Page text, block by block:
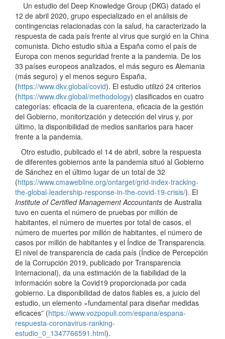
Un estudio del Deep Knowledge Group (DKG) datado el
12 de abril 2020, grupo especializado en el análisis de
contingencias relacionadas con la salud, ha caracterizado la
respuesta de cada país frente al virus que surgió en la China
comunista. Dicho estudio sitúa a España como el país de
Europa con menos seguridad frente a la pandemia. De los
33 países europeos analizados, el más seguro es Alemania
(más seguro) y el menos seguro España,
(https://www.dkv.global/covid). El estudio utilizó 24 criterios
(https://www.dkv.global/methodology) clasificados en cuatro
categorías: eficacia de la cuarentena, eficacia de la gestión
del Gobierno, monitorización y detección del virus y, por
último, la disponibilidad de medios sanitarios para hacer
frente a la pandemia.
Otro estudio, publicado el 14 de abril, sobre la respuesta
de diferentes gobiernos ante la pandemia situó al Gobierno
de Sánchez en el último lugar de un total de 32
(https://www.cmawebline.org/ontarget/grid-index-tracking-
the-global-leadership-response-in-the-covid-19-crisis/). El
Institute of Certified Management Accountants de Australia
tuvo en cuenta el número de pruebas por millón de
habitantes, el número de muertes por total de casos, el
número de muertes por millón de habitantes, el número de
casos por millón de habitantes y el Índice de Transparencia.
El nivel de transparencia de cada país (Índice de Percepción
de la Corrupción 2019, publicado por Transparencia
Internacional), da una estimación de la fiabilidad de la
información sobre la Covid19 proporcionada por cada
gobierno. La disponibilidad de datos fiables es, a juicio del
estudio, un elemento «fundamental para diseñar medidas
eficaces” (https://www.vozpopuli.com/espana/espana-
respuesta-coronavirus-ranking-
estudio_0_1347766591.html).